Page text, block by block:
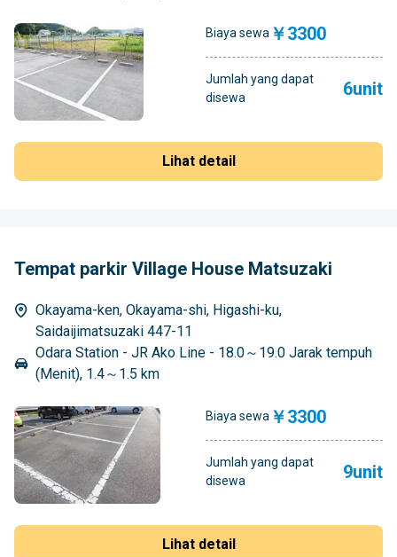
Biaya sewa ￥3300
Jumlah yang dapat
disewa
6unit
Lihat detail
Tempat parkir Village House Matsuzaki
Okayama-ken, Okayama-shi, Higashi-ku,
Saidaijimatsuzaki 447-11
Odara Station - JR Ako Line - 18.0～19.0 Jarak tempuh
(Menit), 1.4～1.5 km
Biaya sewa ￥3300
Jumlah yang dapat
disewa
9unit
Lihat detail